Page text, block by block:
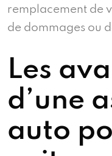
remplacement de
de dommages ou
Les
d’une
auto